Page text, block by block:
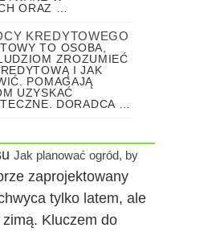
ORAZ …
KREDYTOWEGO
TO OSOBA,
ZROZUMIEĆ
I JAK
POMAGAJĄ
UZYSKAĆ
DORADCA …
Jak planować ogród, by
zaprojektowany
tylko latem, ale
Kluczem do